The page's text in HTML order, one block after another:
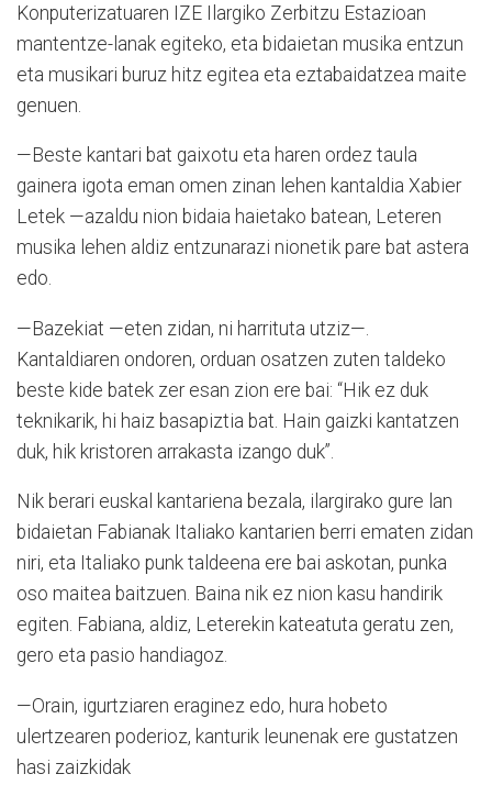
Konputerizatuaren IZE Ilargiko Zerbitzu Estazioan
mantentze-lanak egiteko, eta bidaietan musika entzun
eta musikari buruz hitz egitea eta eztabaidatzea maite
genuen.
—Beste kantari bat gaixotu eta haren ordez taula
gainera igota eman omen zinan lehen kantaldia Xabier
Letek —azaldu nion bidaia haietako batean, Leteren
musika lehen aldiz entzunarazi nionetik pare bat astera
edo.
—Bazekiat —eten zidan, ni harrituta utziz—.
Kantaldiaren ondoren, orduan osatzen zuten taldeko
beste kide batek zer esan zion ere bai: “Hik ez duk
teknikarik, hi haiz basapiztia bat. Hain gaizki kantatzen
duk, hik kristoren arrakasta izango duk”.
Nik berari euskal kantariena bezala, ilargirako gure lan
bidaietan Fabianak Italiako kantarien berri ematen zidan
niri, eta Italiako punk taldeena ere bai askotan, punka
oso maitea baitzuen. Baina nik ez nion kasu handirik
egiten. Fabiana, aldiz, Leterekin kateatuta geratu zen,
gero eta pasio handiagoz.
—Orain, igurtziaren eraginez edo, hura hobeto
ulertzearen poderioz, kanturik leunenak ere gustatzen
hasi zaizkidak